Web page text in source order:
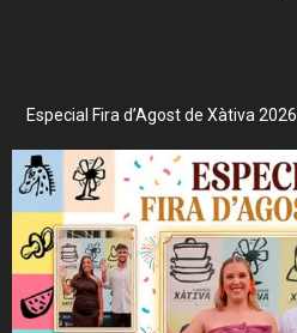
Especial Fira d’Agost de Xàtiva 2026